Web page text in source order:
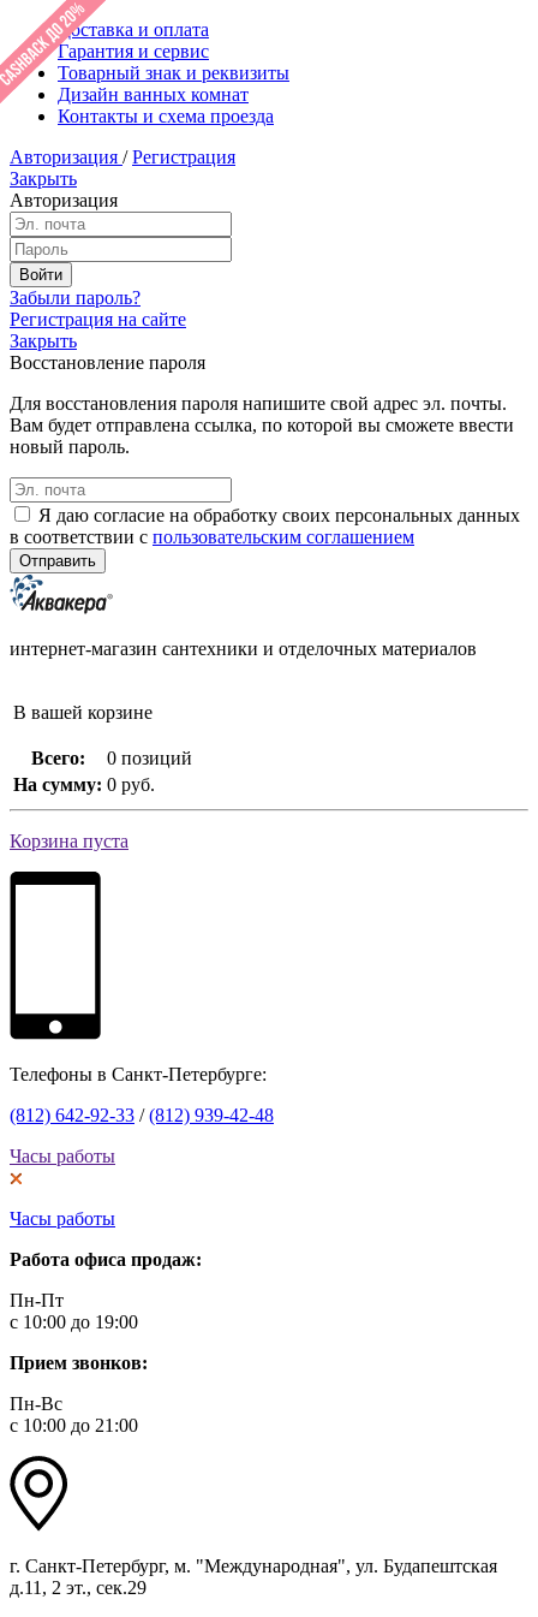
Доставка и оплата
Гарантия и сервис
Товарный знак и реквизиты
Дизайн ванных комнат
Контакты и схема проезда
Авторизация / Регистрация
Закрыть
Авторизация
Забыли пароль?
Регистрация на сайте
Закрыть
Восстановление пароля
Для восстановления пароля напишите свой адрес эл. почты.
Вам будет отправлена ссылка, по которой вы сможете ввести
новый пароль.
Я даю согласие на обработку своих персональных данных
в соответствии с пользовательским соглашением
интернет-магазин сантехники и отделочных материалов
В вашей корзине
Всего:
0 позиций
На сумму: 0 руб.
Корзина пуста
Телефоны в Санкт-Петербурге:
(812) 642-92-33 /(812) 939-42-48
Часы работы
Часы работы
Работа офиса продаж:
Пн-Пт
с 10:00 до 19:00
Прием звонков:
Пн-Вс
с 10:00 до 21:00
г. Санкт-Петербург, м. "Международная", ул. Будапештская
д.11, 2 эт., сек.29